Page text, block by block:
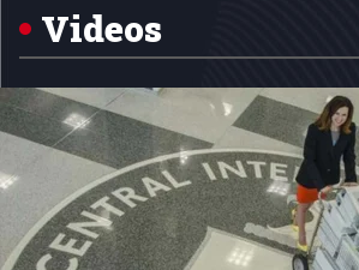
Videos